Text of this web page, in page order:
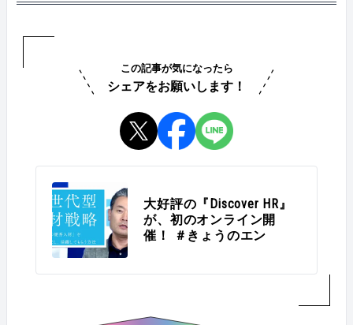
この記事が気になったら
シェアをお願いします！
大好評の『Discover HR』
が、初のオンライン開
催！ ＃きょうのエン